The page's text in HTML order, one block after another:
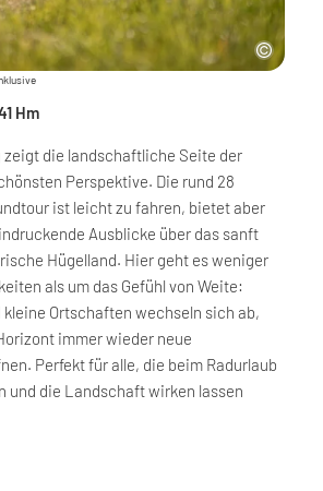
Hm
zeigt die landschaftliche Seite der
Perspektive. Die rund 28
ist leicht zu fahren, bietet aber
Ausblicke über das sanft
Hügelland. Hier geht es weniger
als um das Gefühl von Weite:
kleine Ortschaften wechseln sich ab,
immer wieder neue
Perfekt für alle, die beim Radurlaub
und die Landschaft wirken lassen